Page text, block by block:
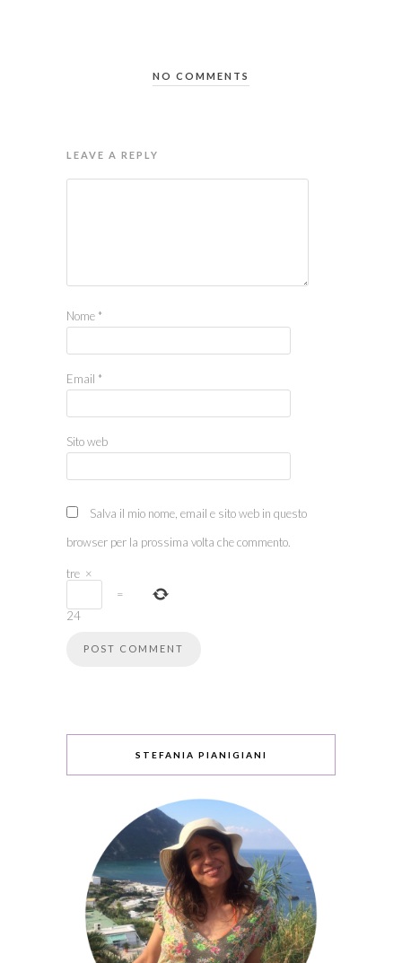
NO COMMENTS
LEAVE A REPLY
Nome *
Email *
Sito web
Salva il mio nome, email e sito web in questo
browser per la prossima volta che commento.
tre ×
=
24
STEFANIA PIANIGIANI